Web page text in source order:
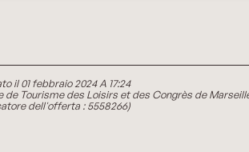
il 01 febbraio 2024 A 17:24
de Tourisme des Loisirs et des Congrès de
dell'offerta :5558266)